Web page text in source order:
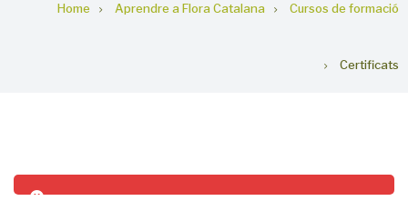
Home Aprendre a Flora Catalana Cursos de formació
Certificats